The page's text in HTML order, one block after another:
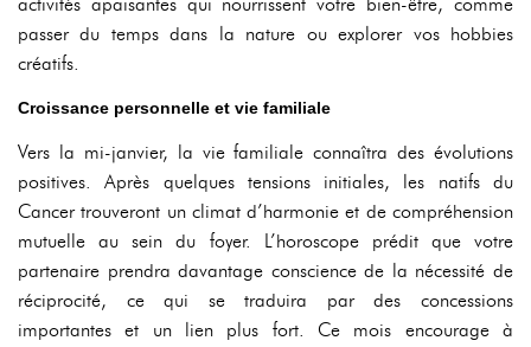
passer du temps dans la nature ou explorer vos hobbies
créatifs.
Croissance personnelle et vie familiale
Vers la mi-janvier, la vie familiale connaîtra des évolutions
positives. Après quelques tensions initiales, les natifs du
Cancer trouveront un climat d’harmonie et de compréhension
mutuelle au sein du foyer. L’horoscope prédit que votre
partenaire prendra davantage conscience de la nécessité de
réciprocité, ce qui se traduira par des concessions
importantes et un lien plus fort. Ce mois encourage à